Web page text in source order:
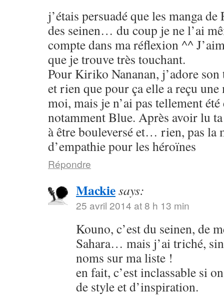
j’étais persuadé que les manga
des seinen… du coup je ne l’ai
compte dans ma réflexion ^^
que je trouve très touchant.
Pour Kiriko Nananan, j’adore
et rien que pour ça elle a reçu
moi, mais je n’ai pas tellement
notamment Blue. Après avoir lu
à être bouleversé et… rien, pas la
d’empathie pour les héroïnes
Répondre
Mackiesays:
25 avril 2014 at 8 h 13 min
Kouno, c’est du seinen, de
Sahara… mais j’ai triché,
noms sur ma liste !
en fait, c’est inclassable si
de style et d’inspiration.